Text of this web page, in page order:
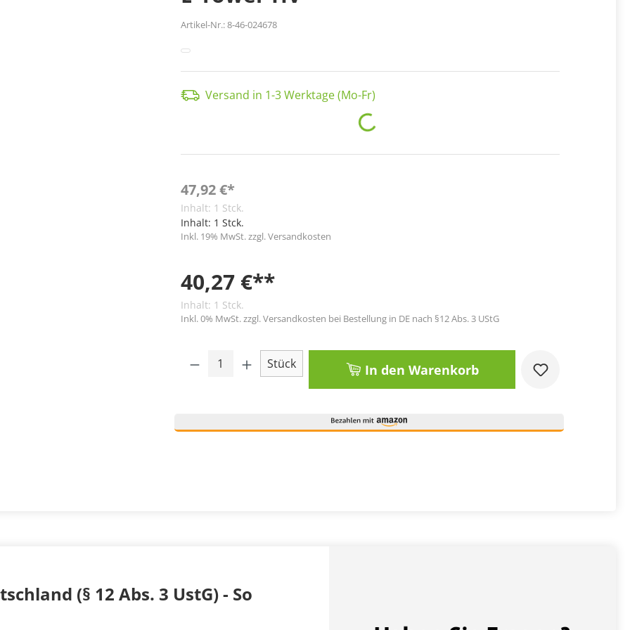
Artikel-Nr.:8-46-024678
Versand in 1-3 Werktage (Mo-Fr)
Loading...
47,92 €*
Inhalt: 1 Stck.
Inhalt: 1 Stck.
Inkl. 19% MwSt. zzgl. Versandkosten
40,27 €**
Inhalt: 1 Stck.
Inkl. 0% MwSt. zzgl. Versandkosten bei Bestellung in DE nach §12 Abs. 3 UStG
Produkt Anzahl: Gib den gewünschten Wert ein oder
Stück In den Warenkorb
(§ 12 Abs. 3 UstG) - So